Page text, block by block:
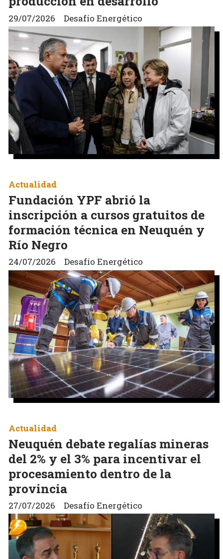
Desafío Energético
29/07/2026
Fundación YPF abrió la
inscripción a cursos gratuitos de
formación técnica en Neuquén y
Río Negro
Desafío Energético
Actualidad
24/07/2026
Neuquén debate regalías mineras
del 2% y el 3% para incentivar el
procesamiento dentro de la
provincia
Desafío Energético
Actualidad
27/07/2026